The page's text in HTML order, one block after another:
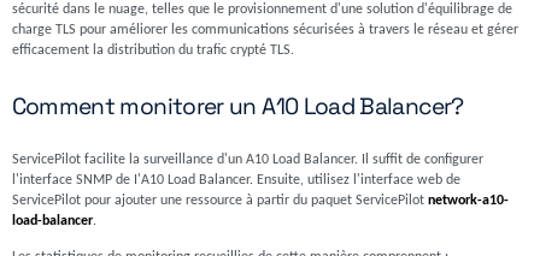
sécurité dans le nuage, telles que le provisionnement d'une solution d'équilibrage de
charge TLS pour améliorer les communications sécurisées à travers le réseau et gérer
efficacement la distribution du trafic crypté TLS.
Comment monitorer un A10 Load Balancer?
ServicePilot facilite la surveillance d'un A10 Load Balancer. Il suffit de configurer
l'interface SNMP de I'A10 Load Balancer. Ensuite, utilisez l'interface web de
ServicePilot pour ajouter une ressource à partir du paquet ServicePilot network-a10-
load-balancer.